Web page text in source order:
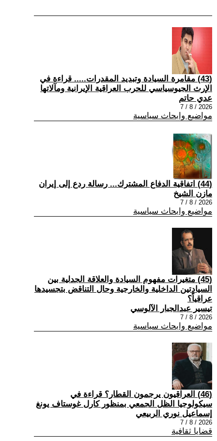
(43) مقامرة السيادة وتبديد المقدرات..... قراءة في
الإرث الجيوسياسي للحرب العراقية الإيرانية ومآلاتها
عدي حاتم
2026 / 8 / 7
مواضيع وابحاث سياسية
(44) اتفاقية الدفاع المشترك... رسالة ردع إلى إيران
مازن الشيخ
2026 / 8 / 7
مواضيع وابحاث سياسية
(45) متغيرات مفهوم السيادة والعلاقة الجدلية بين
السيادتين الداخلية والخارجية وحال التناقض بتجسيدها
عراقياً؟
تيسير عبدالجبار الآلوسي
2026 / 8 / 7
مواضيع وابحاث سياسية
(46) العراقيون يرجمون القطار؟ قراءة في
سيكولوجيا الظل الجمعي بمنظور كارل غوستاف يونغ
إسماعيل نوري الربيعي
2026 / 8 / 7
قضايا ثقافية